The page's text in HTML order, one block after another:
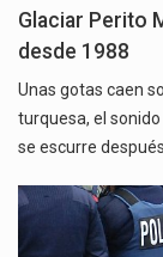
Glaciar Perito
desde 1988
Unas gotas caen
turquesa, el
se escurre